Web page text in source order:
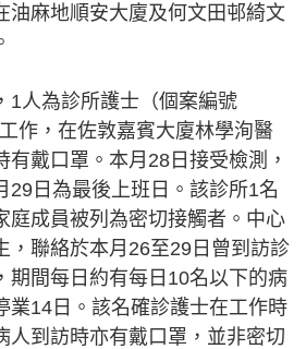
油麻地順安大廈及何文田邨綺文
1人為診所護士（個案編號
作，在佐敦嘉賓大廈林學洵醫
有戴口罩。本月28日接受檢測，
29日為最後上班日。該診所1名
庭成員被列為密切接觸者。中心
，聯絡於本月26至29日曾到訪診
期間每日約有每日10名以下的病
業14日。該名確診護士在工作時
人到訪時亦有戴口罩，並非密切